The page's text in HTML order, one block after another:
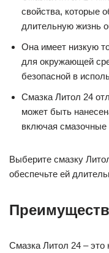
свойства, которые
длительную жизнь
Она имеет низкую
для окружающей
безопасной в
Смазка Литол 24
может быть
включая смазочные
Выберите смазку
обеспечьте ей
Смазка Литол 24 –